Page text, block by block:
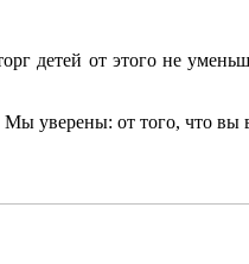
детей от этого не
уверены: от того, что вы